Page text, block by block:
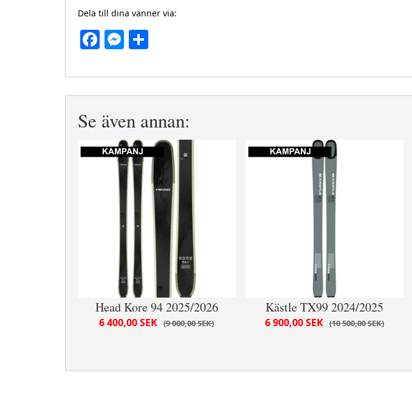
Dela till dina vänner via:
Facebook
Messenger
Se även annan:
Head Kore 94 2025/2026
9 000,00 SEK
6 400,00 SEK
Kästle TX99 2024/2025
10 500,00 SEK
6 900,00 SEK